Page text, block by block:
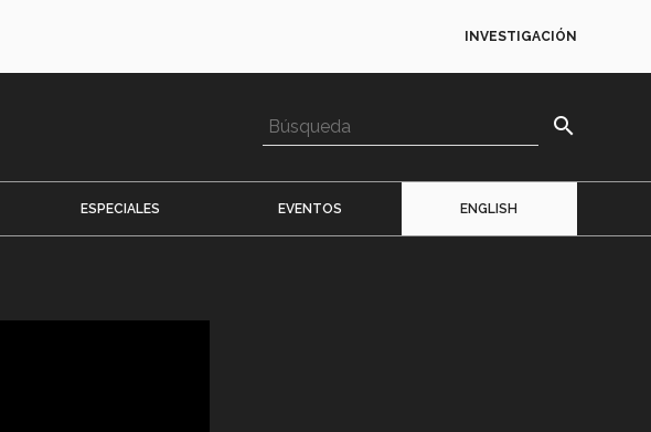
INVESTIGACIÓN
search
ESPECIALES EVENTOS ENGLISH